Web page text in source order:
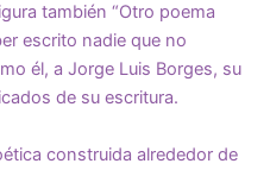
también “Otro poema
escrito nadie que no
él, a Jorge Luis Borges, su
de su escritura.
construida alrededor de